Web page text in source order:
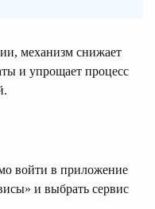
механизм снижает
и упрощает процесс
войти в приложение
и выбрать сервис